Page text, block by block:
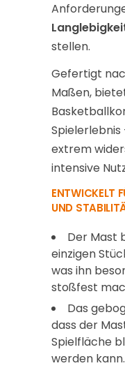
stellen.
Gefertigt
Maßen,
Spielerlebnis
extrem
intensive
ENTWICKELT
UND
Der Mast
einzigen
was ihn
stoßfest
Das
dass der
Spielfläche
werden kann.